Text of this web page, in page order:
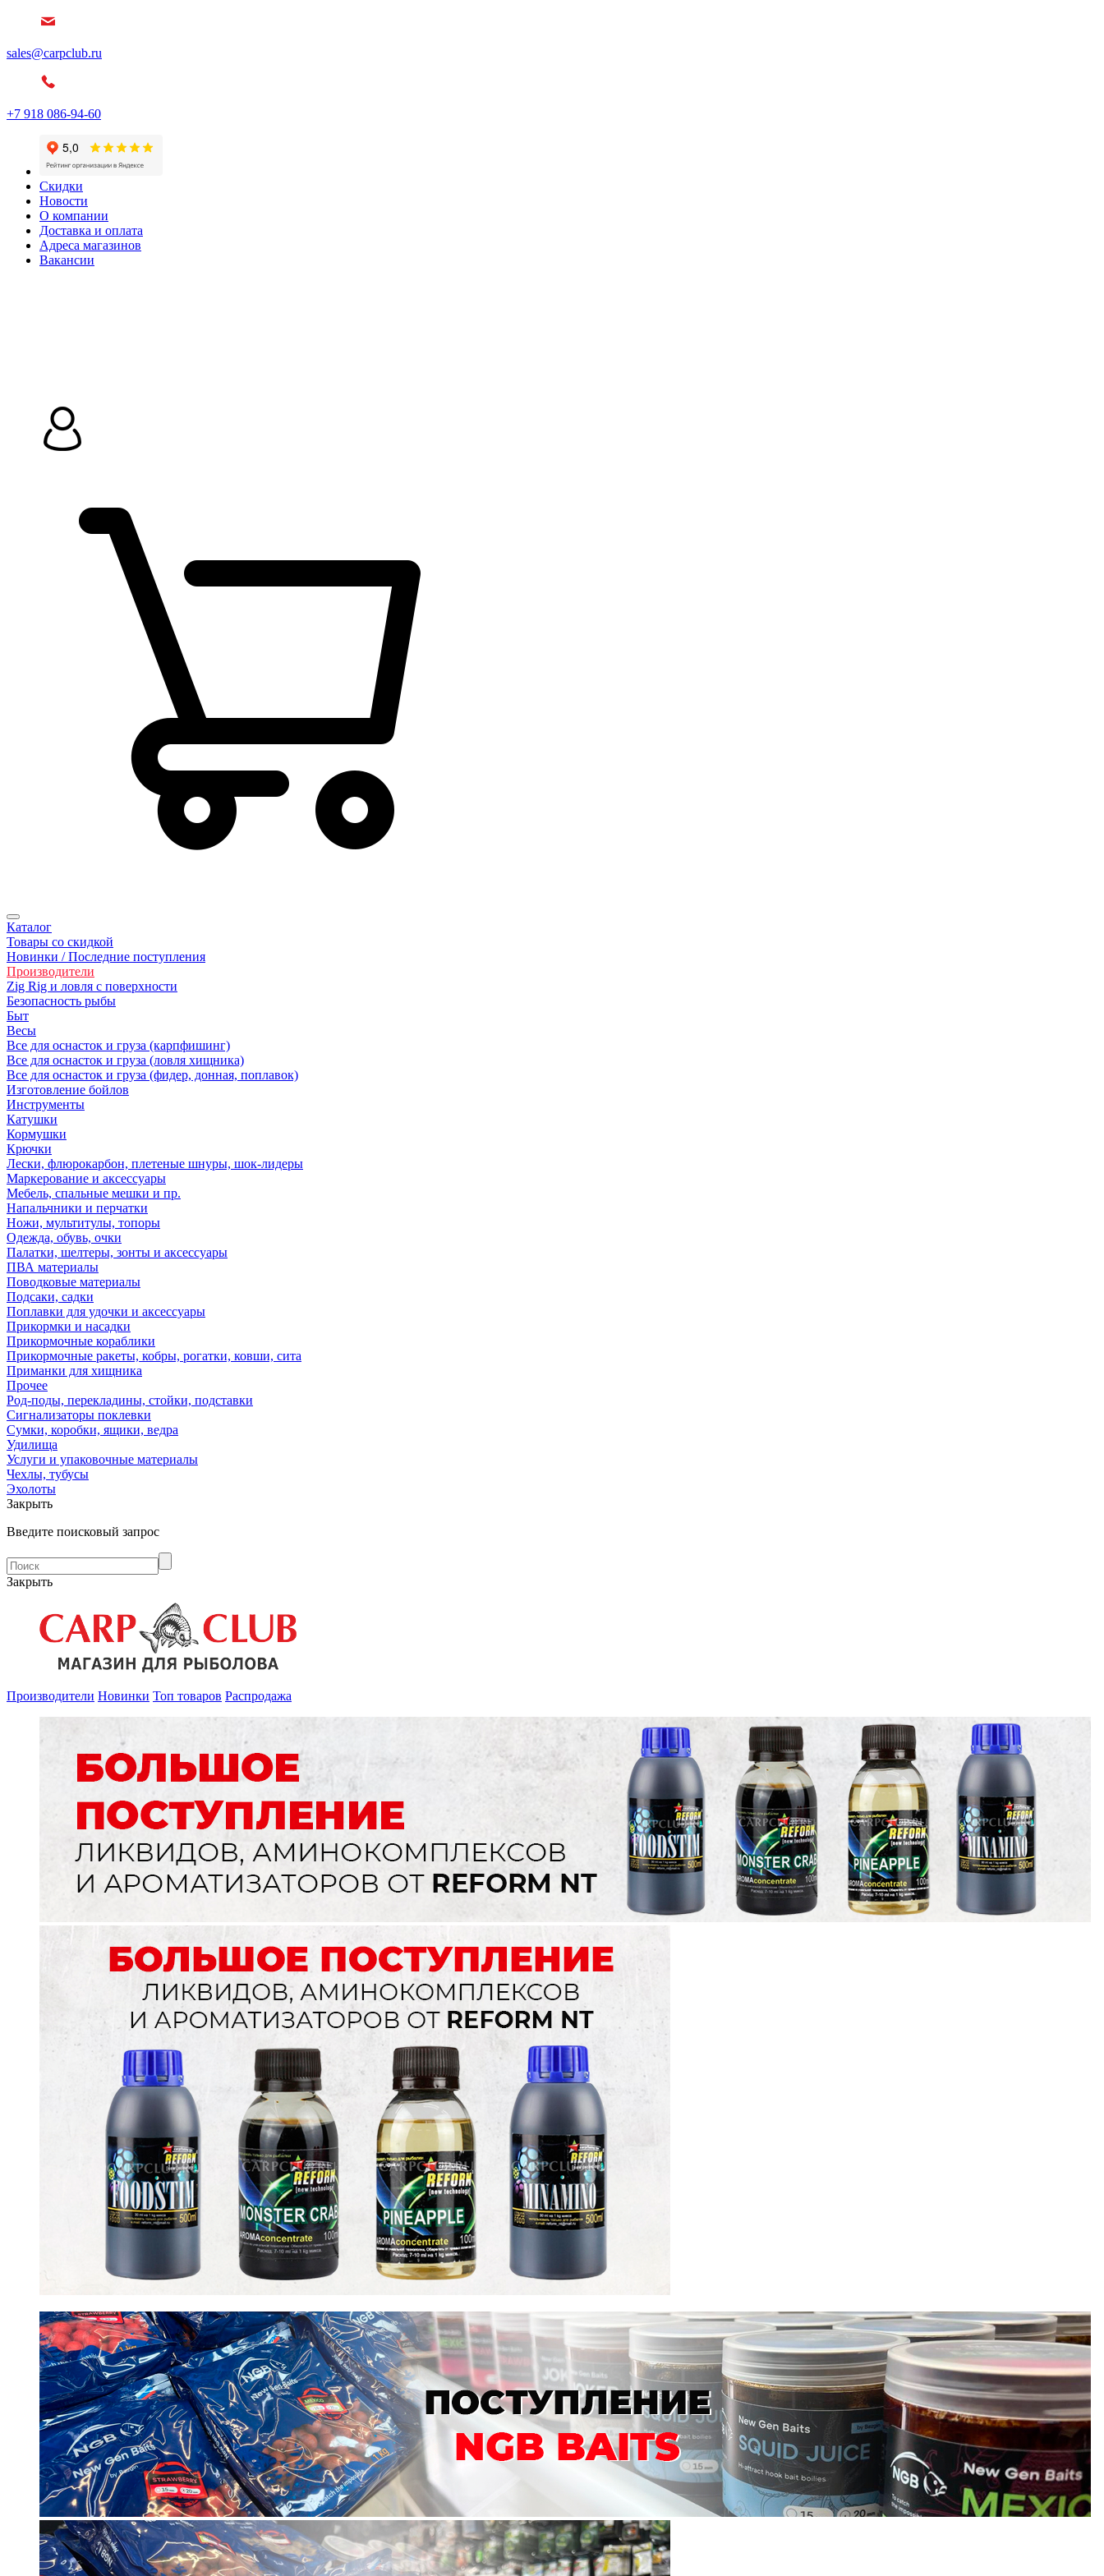
sales@carpclub.ru
+7 918 086-94-60
Скидки
Новости
О компании
Доставка и оплата
Адреса магазинов
Вакансии
Каталог
Товары со скидкой
Новинки / Последние поступления
Производители
Zig Rig и ловля с поверхности
Безoпасность рыбы
Быт
Весы
Все для оснасток и груза (карпфишинг)
Все для оснасток и груза (ловля хищника)
Все для оснасток и груза (фидер, донная, поплавок)
Изготовление бойлов
Инструменты
Катушки
Кормушки
Крючки
Лески, флюрокарбон, плетеные шнуры, шок-лидеры
Маркерование и аксессуары
Мебель, спальные мешки и пр.
Напальчники и перчатки
Ножи, мультитулы, топоры
Одежда, обувь, очки
Палатки, шелтеры, зонты и аксессуары
ПВА материалы
Поводковые материалы
Подсаки, садки
Поплавки для удочки и аксессуары
Прикормки и насадки
Прикормочные кораблики
Прикормочные ракеты, кобры, рогатки, ковши, сита
Приманки для хищника
Прочее
Род-поды, перекладины, стойки, подставки
Сигнализаторы поклевки
Сумки, коробки, ящики, ведра
Удилища
Услуги и упаковочные материалы
Чехлы, тубусы
Эхолоты
Закрыть
Введите поисковый запрос
Закрыть
Производители Новинки Топ товаров Распродажа